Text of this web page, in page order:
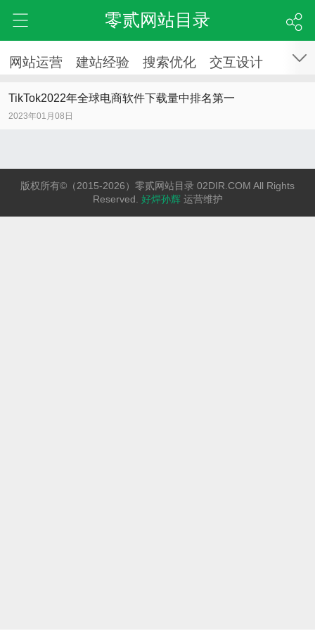
零贰网站目录
网站运营 建站经验 搜索优化 交互设计
TikTok2022年全球电商软件下载量中排名第一
2023年01月08日
版权所有©（2015-2026）零贰网站目录 02DIR.COM All Rights
Reserved. 好焊孙辉 运营维护